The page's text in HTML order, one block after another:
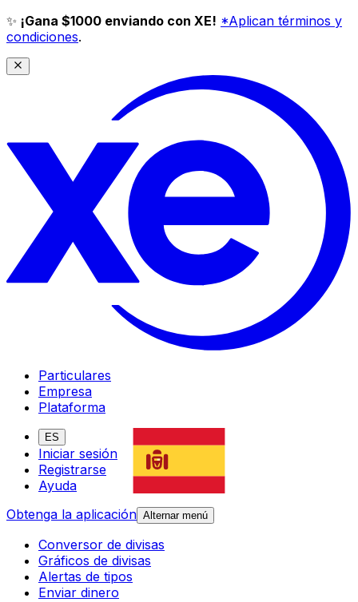
✨ ¡Gana $1000 enviando con XE! *Aplican términos y
condiciones.
Particulares
Empresa
Plataforma
ES
Iniciar sesión
Registrarse
Ayuda
Obtenga la aplicación Alternar menú
Conversor de divisas
Gráficos de divisas
Alertas de tipos
Enviar dinero